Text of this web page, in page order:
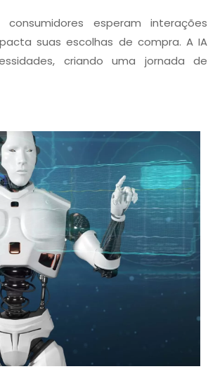
esperam interações
suas escolhas de compra. A IA
criando uma jornada de